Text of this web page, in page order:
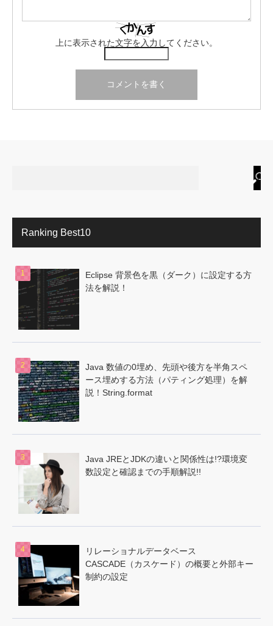
上に表示された文字を入力してください。
Ranking Best10
Eclipse 背景色を黒（ダーク）に設定する方
法を解説！
Java 数値の0埋め、先頭や後方を半角スペ
ース埋めする方法（パティング処理）を解
説！String.format
Java JREとJDKの違いと関係性は!?環境変
数設定と確認までの手順解説!!
リレーショナルデータベース
CASCADE（カスケード）の概要と外部キー
制約の設定